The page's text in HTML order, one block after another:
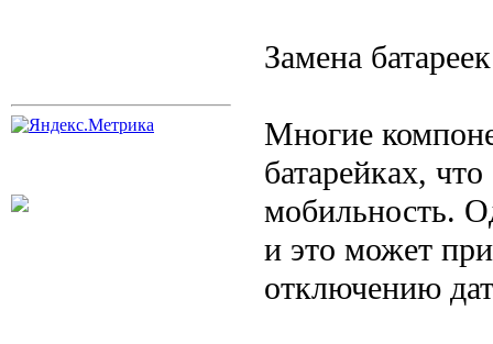
Замена
Многие
батарейках,
мобильность.
и это может
отключению